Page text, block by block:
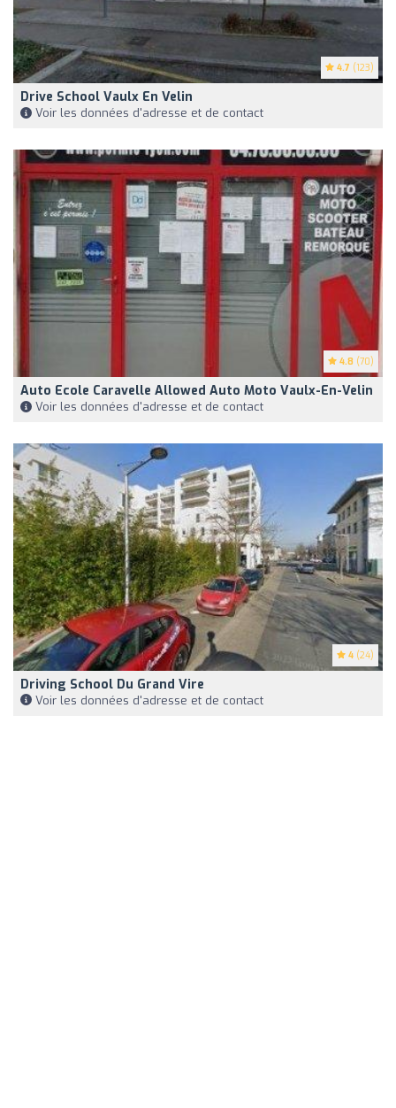
4.7 (123)
Drive School Vaulx En Velin
Voir les données d'adresse et de contact
4.8 (70)
Auto Ecole Caravelle Allowed Auto Moto Vaulx-En-Velin
Voir les données d'adresse et de contact
4 (24)
Driving School Du Grand Vire
Voir les données d'adresse et de contact